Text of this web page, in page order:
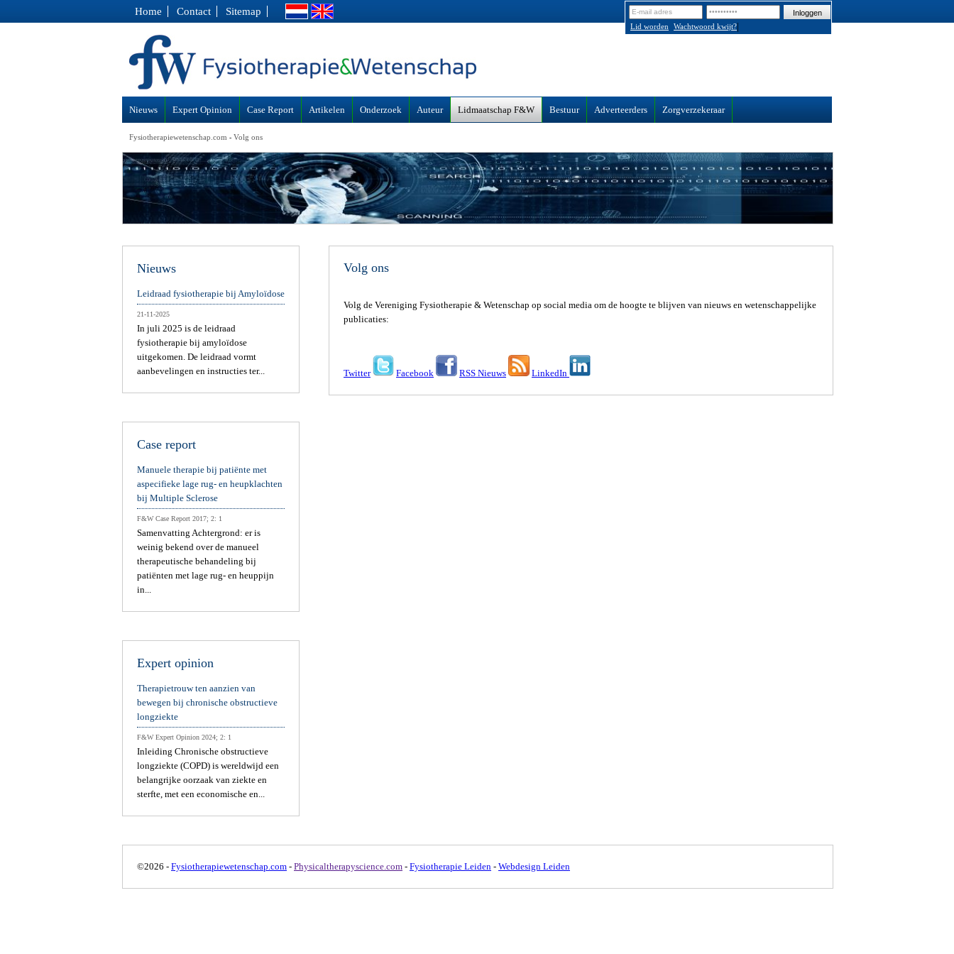
Home Contact Sitemap
Lid worden |
Wachtwoord kwijt?
Nieuws Expert Opinion Case Report Artikelen Onderzoek Auteur Lidmaatschap F&W Bestuur Adverteerders Zorgverzekeraar
Fysiotherapiewetenschap.com - Volg ons
Volg ons
Volg de Vereniging Fysiotherapie & Wetenschap op social media om de hoogte te blijven van nieuws en wetenschappelijke
publicaties:
Twitter Facebook RSS Nieuws LinkedIn
Nieuws
Leidraad fysiotherapie bij Amyloïdose
21-11-2025
In juli 2025 is de leidraad
fysiotherapie bij amyloïdose
uitgekomen. De leidraad vormt
aanbevelingen en instructies ter...
Case report
Manuele therapie bij patiënte met
aspecifieke lage rug- en heupklachten
bij Multiple Sclerose
F&W Case Report 2017; 2: 1
Samenvatting Achtergrond: er is
weinig bekend over de manueel
therapeutische behandeling bij
patiënten met lage rug- en heuppijn
in...
Expert opinion
Therapietrouw ten aanzien van
bewegen bij chronische obstructieve
longziekte
F&W Expert Opinion 2024; 2: 1
Inleiding Chronische obstructieve
longziekte (COPD) is wereldwijd een
belangrijke oorzaak van ziekte en
sterfte, met een economische en...
©2026 - Fysiotherapiewetenschap.com - Physicaltherapyscience.com - Fysiotherapie Leiden - Webdesign Leiden